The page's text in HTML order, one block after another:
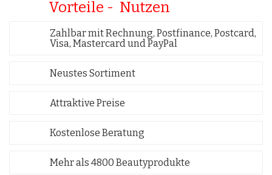
Vorteile - Nutzen
Zahlbar mit Rechnung, Postfinance, Postcard,
Visa, Mastercard und PayPal
Neustes Sortiment
Attraktive Preise
Kostenlose Beratung
Mehr als 4800 Beautyprodukte